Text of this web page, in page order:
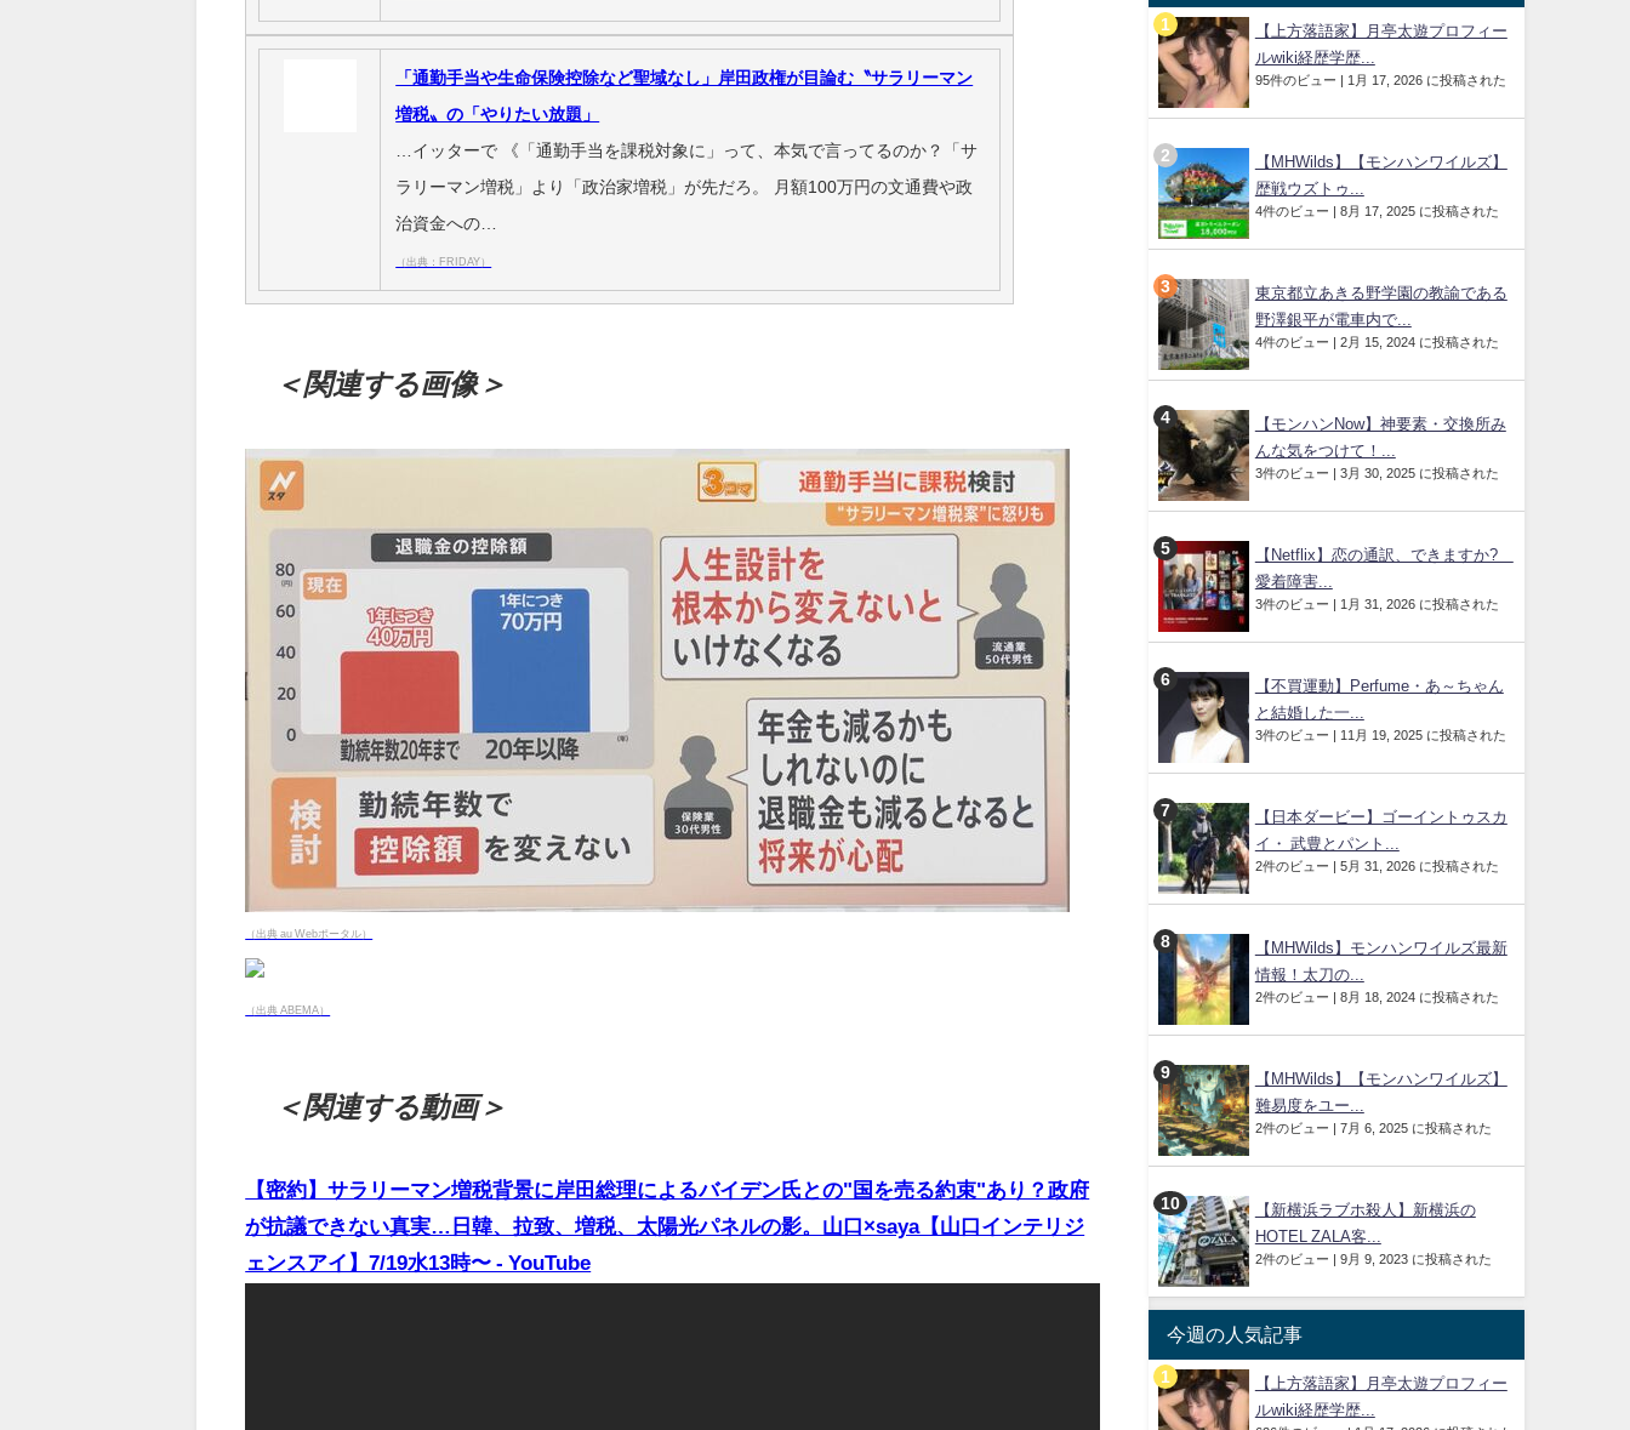
「通勤手当や生命保険控除など聖域なし」岸田政権が目論む〝サラリーマン
増税〟の「やりたい放題」
…イッターで 《「通勤手当を課税対象に」って、本気で言ってるのか？「サ
ラリーマン増税」より「政治家増税」が先だろ。 月額100万円の文通費や政
治資金への…
（出典：FRIDAY）
＜関連する画像＞
（出典 au Webポータル）
（出典 ABEMA）
＜関連する動画＞
【密約】サラリーマン増税背景に岸田総理によるバイデン氏との"国を売る約束"あり？政府
が抗議できない真実…日韓、拉致、増税、太陽光パネルの影。山口×saya【山口インテリジ
ェンスアイ】7/19水13時〜 - YouTube
【上方落語家】月亭太遊プロフィー
ルwiki経歴学歴...
95件のビュー | 1月 17, 2026 に投稿された
【MHWilds】【モンハンワイルズ】
歴戦ウズトゥ...
4件のビュー | 8月 17, 2025 に投稿された
東京都立あきる野学園の教諭である
野澤銀平が電車内で...
4件のビュー | 2月 15, 2024 に投稿された
【モンハンNow】神要素・交換所み
んな気をつけて！...
3件のビュー | 3月 30, 2025 に投稿された
【Netflix】恋の通訳、できますか?
愛着障害...
3件のビュー | 1月 31, 2026 に投稿された
【不買運動】Perfume・あ～ちゃん
と結婚した一...
3件のビュー | 11月 19, 2025 に投稿された
【日本ダービー】ゴーイントゥスカ
イ・ 武豊とパント...
2件のビュー | 5月 31, 2026 に投稿された
【MHWilds】モンハンワイルズ最新
情報！太刀の...
2件のビュー | 8月 18, 2024 に投稿された
【MHWilds】【モンハンワイルズ】
難易度をユー...
2件のビュー | 7月 6, 2025 に投稿された
【新横浜ラブホ殺人】新横浜の
HOTEL ZALA客...
2件のビュー | 9月 9, 2023 に投稿された
今週の人気記事
【上方落語家】月亭太遊プロフィー
ルwiki経歴学歴...